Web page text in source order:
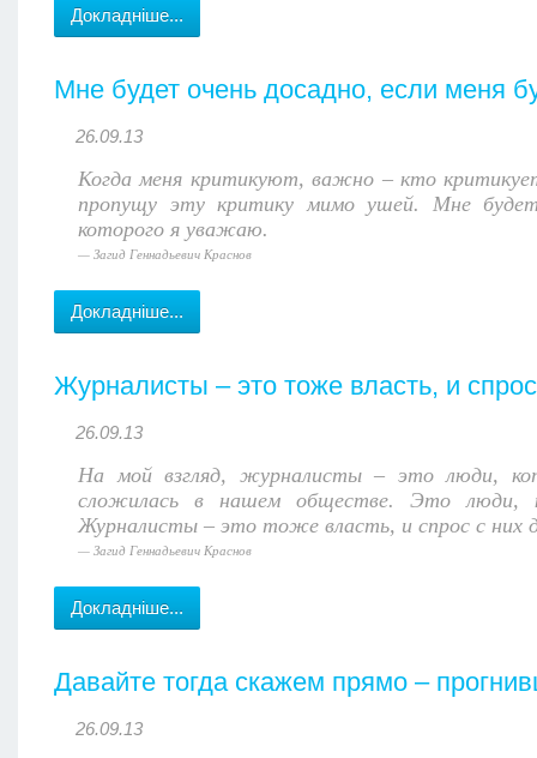
Докладніше...
Мне будет очень досадно, если меня
26.09.13
Когда меня критикуют, важно – кто
пропущу эту критику мимо ушей. Мне будет
которого я уважаю.
Загид Геннадьевич Краснов
Докладніше...
Журналисты – это тоже власть, и
26.09.13
На мой взгляд, журналисты – это люди,
сложилась в нашем обществе. Это люди,
Журналисты – это тоже власть, и спрос с
Загид Геннадьевич Краснов
Докладніше...
Давайте тогда скажем прямо –
26.09.13